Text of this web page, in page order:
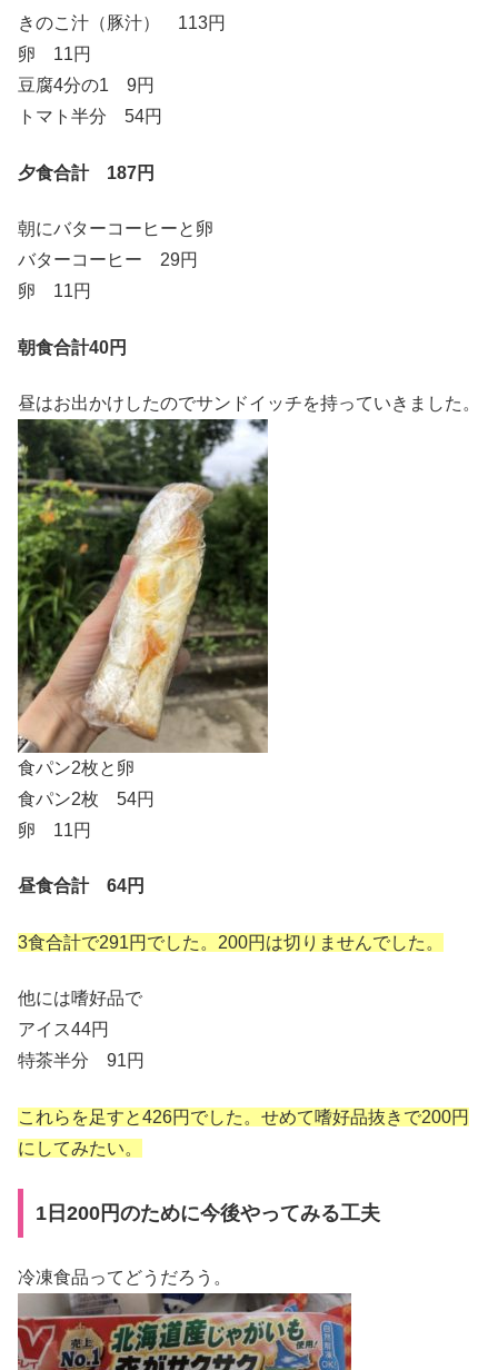
きのこ汁（豚汁） 113円
卵 11円
豆腐4分の1 9円
トマト半分 54円
夕食合計 187円
朝にバターコーヒーと卵
バターコーヒー 29円
卵 11円
朝食合計40円
昼はお出かけしたのでサンドイッチを持っていきました。
食パン2枚と卵
食パン2枚 54円
卵 11円
昼食合計 64円
3食合計で291円でした。200円は切りませんでした。
他には嗜好品で
アイス44円
特茶半分 91円
これらを足すと426円でした。せめて嗜好品抜きで200円
にしてみたい。
1日200円のために今後やってみる工夫
冷凍食品ってどうだろう。